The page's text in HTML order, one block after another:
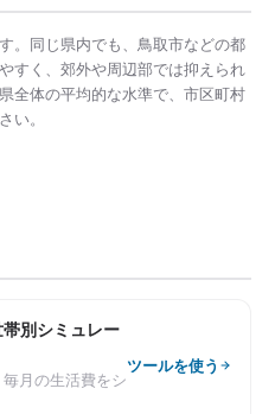
。同じ県内でも、 鳥取市などの都
すく、郊外や周辺部では抑えられ
全体の平均的な水準で、市区町村
い。
別シミュレー
月の生活費をシ
ツールを使う